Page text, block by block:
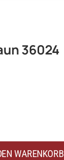
36024
WARENKORB